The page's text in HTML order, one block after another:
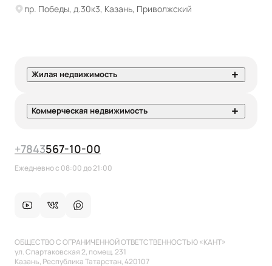
пр. Победы, д.30к3, Казань, Приволжский
Жилая недвижимость
Коммерческая недвижимость
+7843567-10-00
Ежедневно с 08:00 до 21:00
ОБЩЕСТВО С ОГРАНИЧЕННОЙ ОТВЕТСТВЕННОСТЬЮ «КАНТ»
ул. Спартаковская 2, помещ. 231
Казань, Республика Татарстан, 420107